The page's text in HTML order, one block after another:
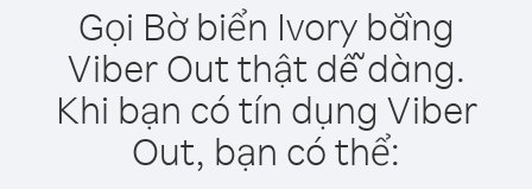
Gọi Bờ biển Ivory bằng
Viber Out thật dễ dàng.
Khi bạn có tín dụng Viber
Out, bạn có thể: